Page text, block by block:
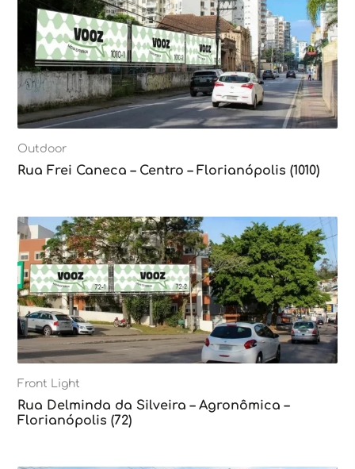
Outdoor
Rua Frei Caneca – Centro – Florianópolis (1010)
Front Light
Rua Delminda da Silveira – Agronômica –
Florianópolis (72)